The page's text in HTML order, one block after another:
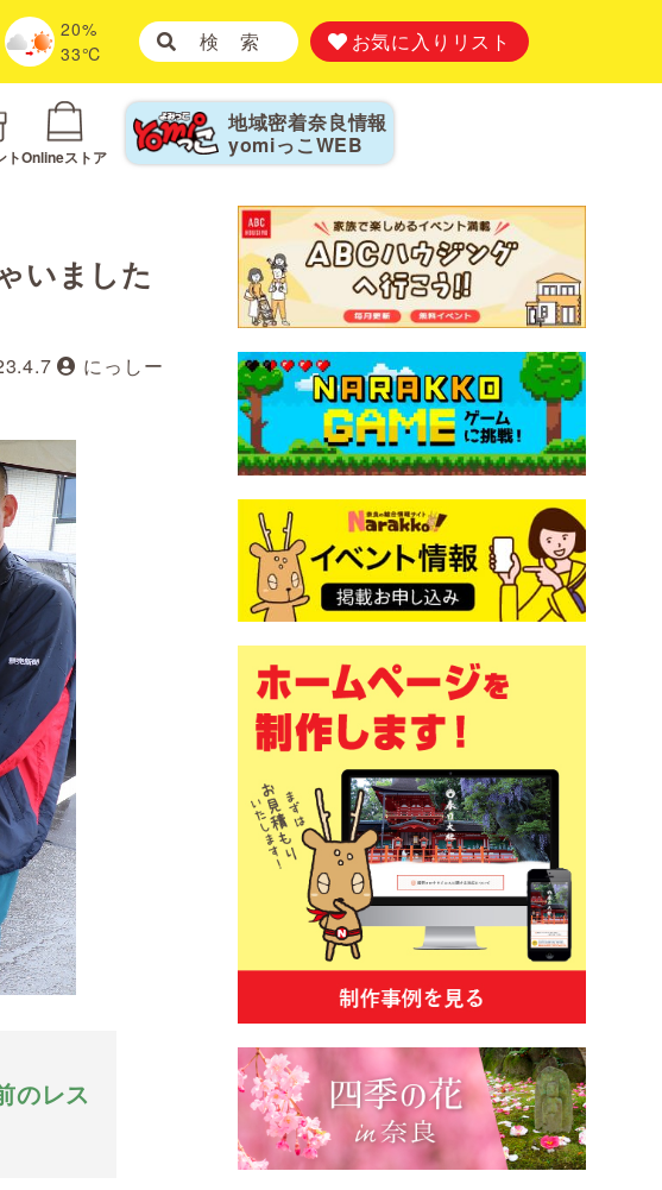
20%
33℃
検 索 お気に入りリスト
トOnlineストア
地域密着奈良情報
yomiっこ WEB
いました
にっしー
のレス